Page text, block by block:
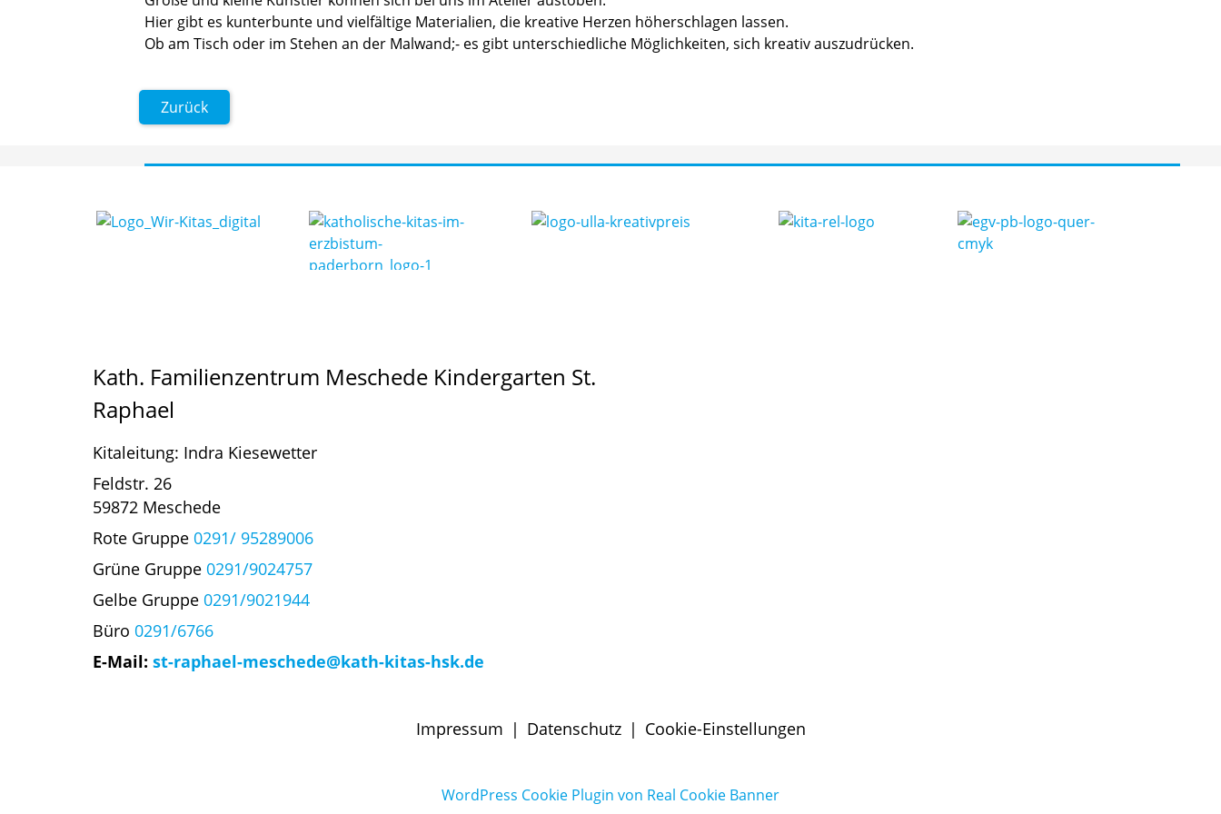
Hier gibt es kunterbunte und vielfältige Materialien, die kreative Herzen höherschlagen lassen.
Ob am Tisch oder im Stehen an der Malwand;- es gibt unterschiedliche Möglichkeiten, sich kreativ auszudrücken.
Zurück
Kath. Familienzentrum Meschede Kindergarten St.
Raphael
Kitaleitung: Indra Kiesewetter
Feldstr. 26
59872 Meschede
Rote Gruppe 0291/ 95289006
Grüne Gruppe 0291/9024757
Gelbe Gruppe 0291/9021944
Büro 0291/6766
E-Mail: st-raphael-meschede@kath-kitas-hsk.de
Impressum | Datenschutz | Cookie-Einstellungen
WordPress Cookie Plugin von Real Cookie Banner